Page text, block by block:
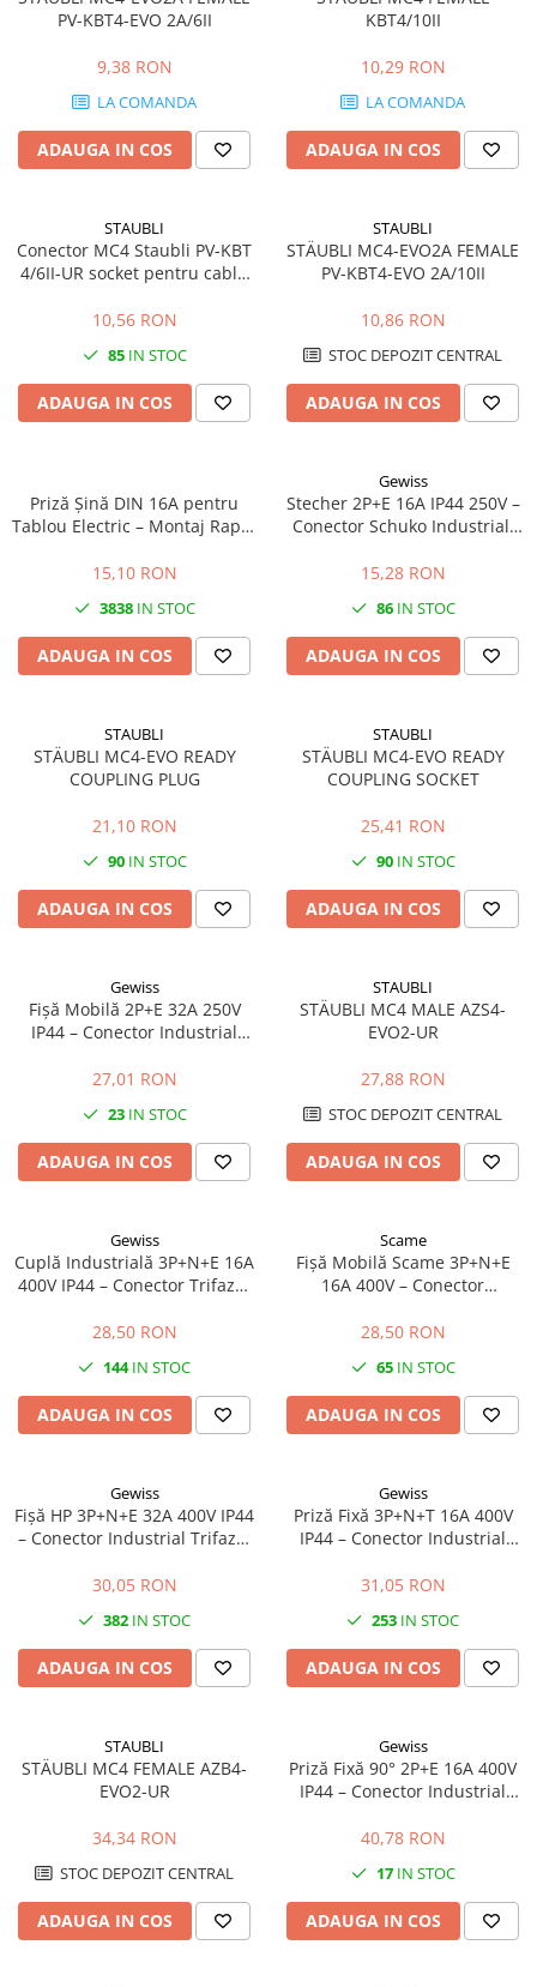
Catarame banda inox
Tablouri electrice
Tablouri plastic
Tablouri sigurante echipat DC/AC
Canal cablu pardoseala
Canal cablu perforat
Cutie ABS
Cutie ABS modulara
Doze
Doze aparat
Jgheab tip sarma
Tablou organizare santier echipat
Tub flexibil
Tub flexibil metalic
Protectie
Aparate de masura si comanda
Contor digital
Blocuri de masura si protectie
Butoane
Buton ciuperca
Contactor industrial
Contactor modular
Echipamente de impamantare
Electrozi impamantare
Piesa separatie
Intrerupatoare automate
AFDD
Intrerupatoare automate
diferentiale
Separator sarcina
Releu monitorizare tensiune
Separator fuzibil
fotovoltaice
Sigurante fuzibile
Aparataj
Aparataj modular
Intrerupator
Rama ornament
Aplicat (PT)
Intrerupator
Modular
PV-KBT4-EVO 2A/6II
9,38 RON
LA COMANDA
ADAUGA IN COS
KBT4/10II
10,29 RON
LA COMANDA
ADAUGA IN COS
STAUBLI
Conector MC4 Staubli PV-KBT
4/6II-UR socket pentru cablu
10,56 RON
85IN STOC
ADAUGA IN COS
STAUBLI
STÄUBLI MC4-EVO2A FEMALE
PV-KBT4-EVO 2A/10II
10,86 RON
STOC DEPOZIT CENTRAL
ADAUGA IN COS
Priză Șină DIN 16A pentru
Tablou Electric – Montaj Rapid
15,10 RON
3838IN STOC
ADAUGA IN COS
Gewiss
Stecher 2P+E 16A IP44 250V –
Conector Schuko Industrial,
15,28 RON
86IN STOC
ADAUGA IN COS
STAUBLI
STÄUBLI MC4-EVO READY
COUPLING PLUG
21,10 RON
90IN STOC
ADAUGA IN COS
STAUBLI
STÄUBLI MC4-EVO READY
COUPLING SOCKET
25,41 RON
90IN STOC
ADAUGA IN COS
Gewiss
Fișă Mobilă 2P+E 32A 250V
IP44 – Conector Industrial
Prelungitoare și Utilaje
27,01 RON
23IN STOC
ADAUGA IN COS
STAUBLI
STÄUBLI MC4 MALE AZS4-
EVO2-UR
27,88 RON
STOC DEPOZIT CENTRAL
ADAUGA IN COS
Gewiss
Cuplă Industrială 3P+N+E 16A
400V IP44 – Conector Trifazat
28,50 RON
144IN STOC
ADAUGA IN COS
Scame
Fișă Mobilă Scame 3P+N+E
16A 400V – Conector
Fiabilitate
28,50 RON
65IN STOC
ADAUGA IN COS
Gewiss
Fișă HP 3P+N+E 32A 400V IP44
– Conector Industrial Trifazat
30,05 RON
382 IN STOC
ADAUGA IN COS
Gewiss
Priză Fixă 3P+N+T 16A 400V
IP44 – Conector Industrial
Perete
31,05 RON
253 IN STOC
ADAUGA IN COS
STAUBLI
STÄUBLI MC4 FEMALE AZB4-
EVO2-UR
34,34 RON
STOC DEPOZIT CENTRAL
ADAUGA IN COS
Gewiss
Priză Fixă 90° 2P+E 16A 400V
IP44 – Conector Industrial
40,78 RON
17IN STOC
ADAUGA IN COS